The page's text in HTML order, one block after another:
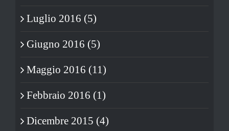
Luglio 2016 (5)
Giugno 2016 (5)
Maggio 2016 (11)
Febbraio 2016 (1)
Dicembre 2015 (4)